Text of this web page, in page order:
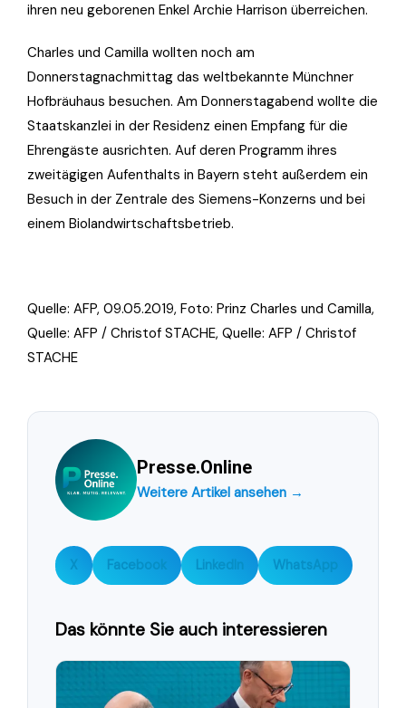
ihren neu geborenen Enkel Archie Harrison überreichen.
Charles und Camilla wollten noch am
Donnerstagnachmittag das weltbekannte Münchner
Hofbräuhaus besuchen. Am Donnerstagabend wollte die
Staatskanzlei in der Residenz einen Empfang für die
Ehrengäste ausrichten. Auf deren Programm ihres
zweitägigen Aufenthalts in Bayern steht außerdem ein
Besuch in der Zentrale des Siemens-Konzerns und bei
einem Biolandwirtschaftsbetrieb.
Quelle: AFP, 09.05.2019, Foto: Prinz Charles und Camilla,
Quelle: AFP / Christof STACHE, Quelle: AFP / Christof
STACHE
Presse.Online
Weitere Artikel ansehen →
X Facebook LinkedIn WhatsApp
Das könnte Sie auch interessieren